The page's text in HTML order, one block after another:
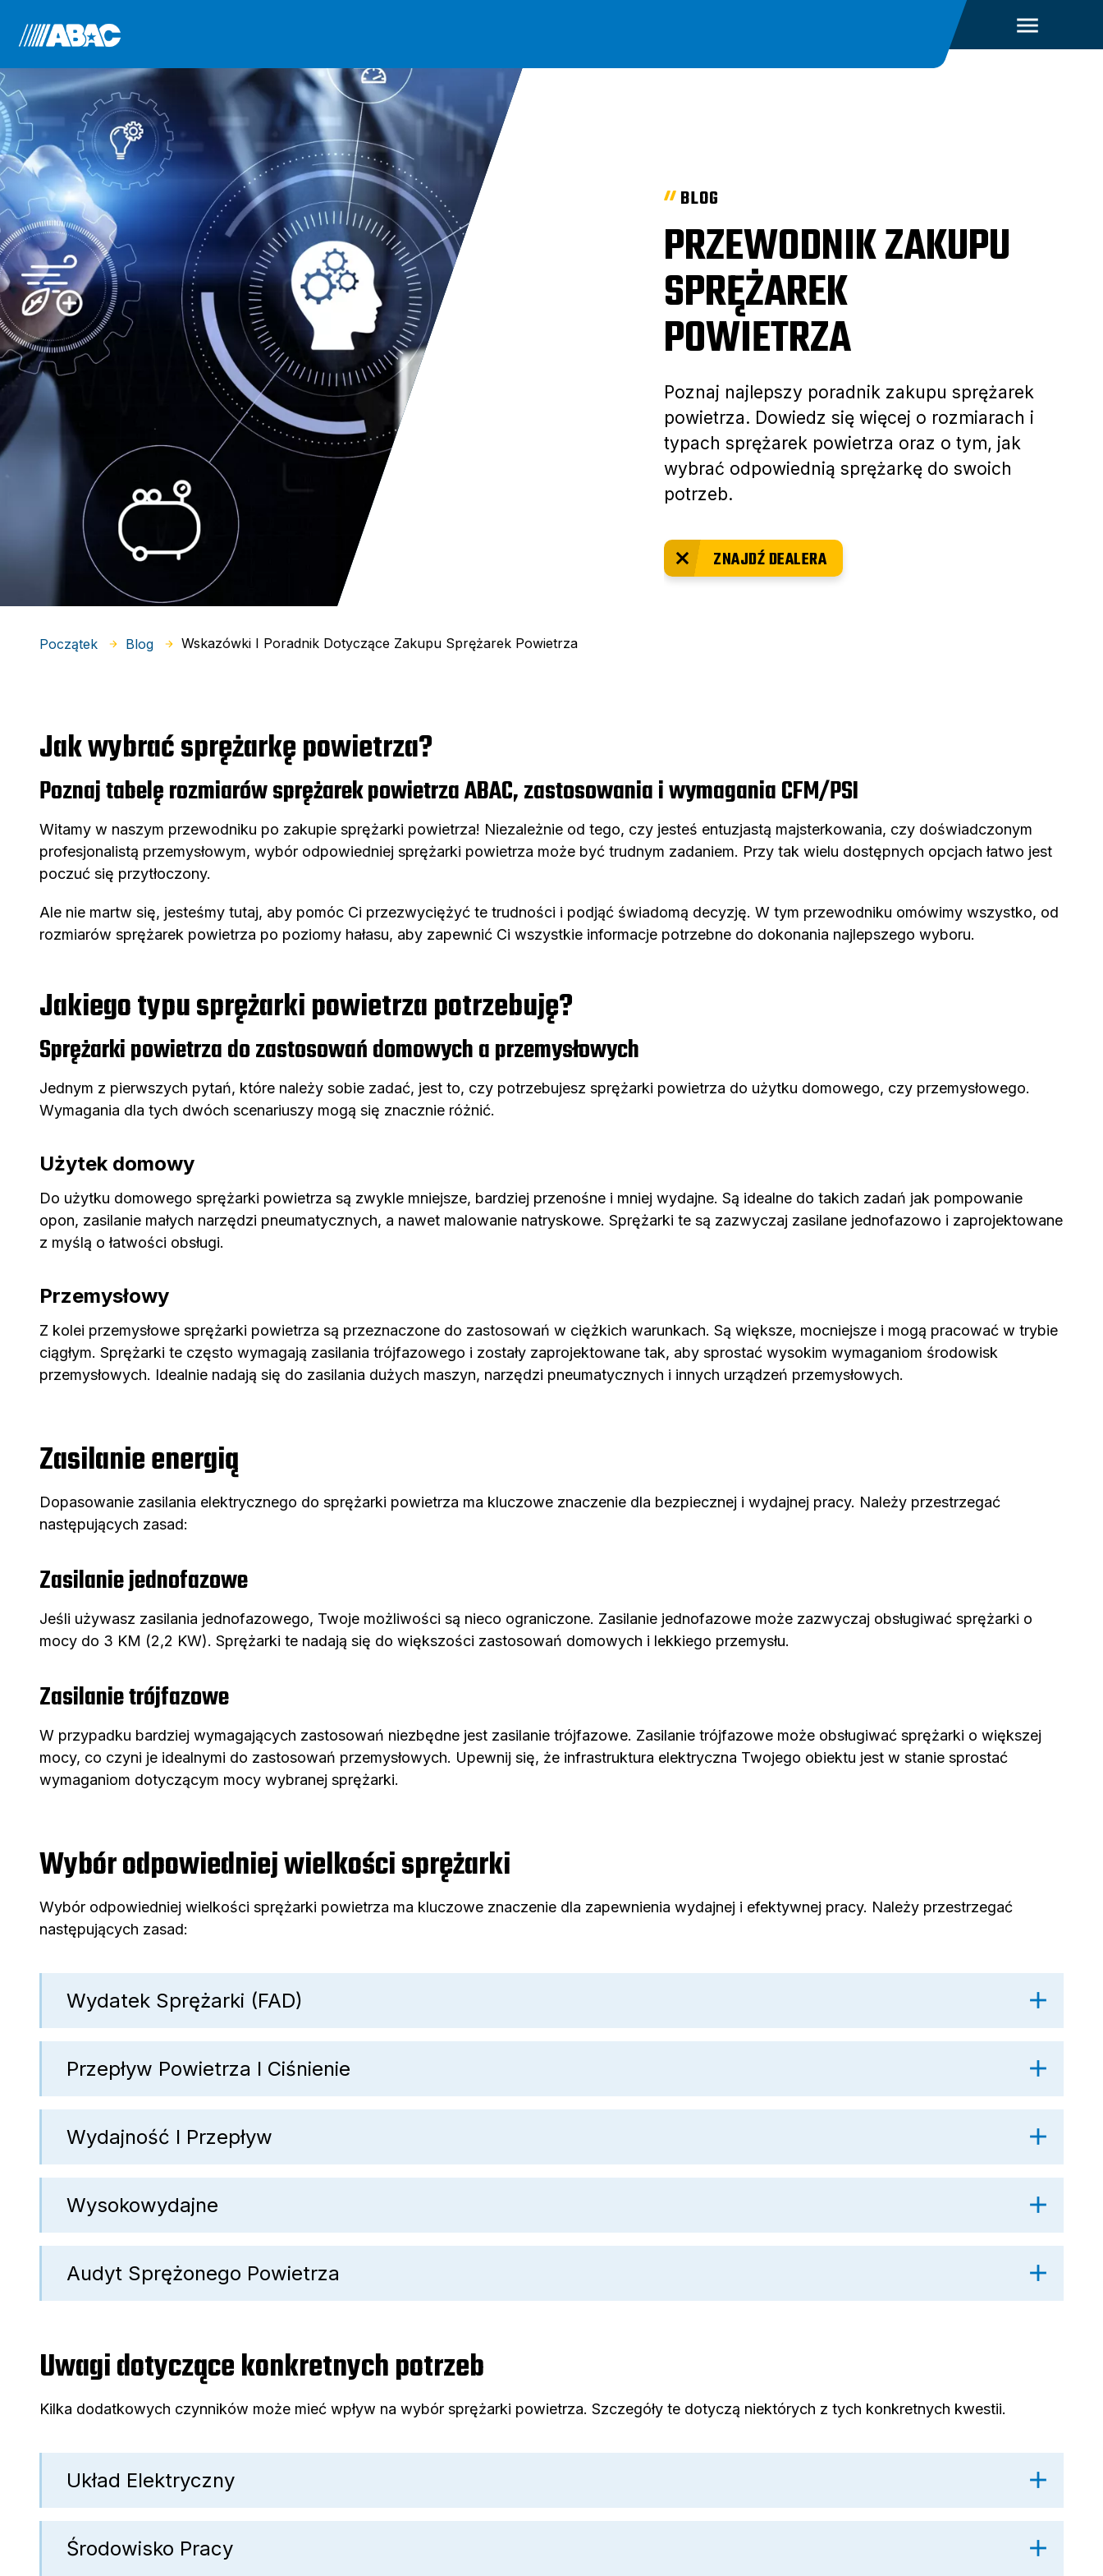
BLOG
PRZEWODNIK ZAKUPU
SPRĘŻAREK
POWIETRZA
Poznaj najlepszy poradnik zakupu sprężarek
powietrza. Dowiedz się więcej o rozmiarach i
typach sprężarek powietrza oraz o tym, jak
wybrać odpowiednią sprężarkę do swoich
potrzeb.
ZNAJDŹ DEALERA
Początek Blog Wskazówki I Poradnik Dotyczące Zakupu Sprężarek Powietrza
Jak wybrać sprężarkę powietrza?
Poznaj tabelę rozmiarów sprężarek powietrza ABAC, zastosowania i wymagania CFM/PSI
Witamy w naszym przewodniku po zakupie sprężarki powietrza! Niezależnie od tego, czy jesteś entuzjastą majsterkowania, czy doświadczonym
profesjonalistą przemysłowym, wybór odpowiedniej sprężarki powietrza może być trudnym zadaniem. Przy tak wielu dostępnych opcjach łatwo jest
poczuć się przytłoczony.
Ale nie martw się, jesteśmy tutaj, aby pomóc Ci przezwyciężyć te trudności i podjąć świadomą decyzję. W tym przewodniku omówimy wszystko, od
rozmiarów sprężarek powietrza po poziomy hałasu, aby zapewnić Ci wszystkie informacje potrzebne do dokonania najlepszego wyboru.
Jakiego typu sprężarki powietrza potrzebuję?
Sprężarki powietrza do zastosowań domowych a przemysłowych
Jednym z pierwszych pytań, które należy sobie zadać, jest to, czy potrzebujesz sprężarki powietrza do użytku domowego, czy przemysłowego.
Wymagania dla tych dwóch scenariuszy mogą się znacznie różnić.
Użytek domowy
Do użytku domowego sprężarki powietrza są zwykle mniejsze, bardziej przenośne i mniej wydajne. Są idealne do takich zadań jak pompowanie
opon, zasilanie małych narzędzi pneumatycznych, a nawet malowanie natryskowe. Sprężarki te są zazwyczaj zasilane jednofazowo i zaprojektowane
z myślą o łatwości obsługi.
Przemysłowy
Z kolei przemysłowe sprężarki powietrza są przeznaczone do zastosowań w ciężkich warunkach. Są większe, mocniejsze i mogą pracować w trybie
ciągłym. Sprężarki te często wymagają zasilania trójfazowego i zostały zaprojektowane tak, aby sprostać wysokim wymaganiom środowisk
przemysłowych. Idealnie nadają się do zasilania dużych maszyn, narzędzi pneumatycznych i innych urządzeń przemysłowych.
Zasilanie energią
Dopasowanie zasilania elektrycznego do sprężarki powietrza ma kluczowe znaczenie dla bezpiecznej i wydajnej pracy. Należy przestrzegać
następujących zasad:
Zasilanie jednofazowe
Jeśli używasz zasilania jednofazowego, Twoje możliwości są nieco ograniczone. Zasilanie jednofazowe może zazwyczaj obsługiwać sprężarki o
mocy do 3 KM (2,2 KW). Sprężarki te nadają się do większości zastosowań domowych i lekkiego przemysłu.
Zasilanie trójfazowe
W przypadku bardziej wymagających zastosowań niezbędne jest zasilanie trójfazowe. Zasilanie trójfazowe może obsługiwać sprężarki o większej
mocy, co czyni je idealnymi do zastosowań przemysłowych. Upewnij się, że infrastruktura elektryczna Twojego obiektu jest w stanie sprostać
wymaganiom dotyczącym mocy wybranej sprężarki.
Wybór odpowiedniej wielkości sprężarki
Wybór odpowiedniej wielkości sprężarki powietrza ma kluczowe znaczenie dla zapewnienia wydajnej i efektywnej pracy. Należy przestrzegać
następujących zasad:
Wydatek Sprężarki (FAD)
Przepływ Powietrza I Ciśnienie
Wydajność I Przepływ
Wysokowydajne
Audyt Sprężonego Powietrza
Uwagi dotyczące konkretnych potrzeb
Kilka dodatkowych czynników może mieć wpływ na wybór sprężarki powietrza. Szczegóły te dotyczą niektórych z tych konkretnych kwestii.
Układ Elektryczny
Środowisko Pracy